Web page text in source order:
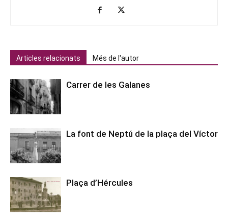
Articles relacionats Més de l'autor
Carrer de les Galanes
La font de Neptú de la plaça del Víctor
Plaça d’Hércules